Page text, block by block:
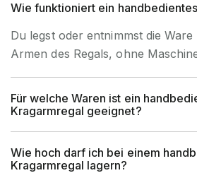
Garantiezeit
Brancheneignung
Fertigung,
Bedienart
für
Wie funktioniert ein
Du legst oder entnimmst die
Armen des Regals, ohne
Für welche Waren ist ein
Kragarmregal geeignet?
Wie hoch darf ich bei einem
Kragarmregal lagern?